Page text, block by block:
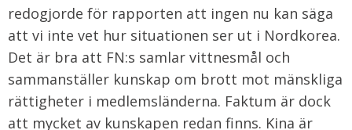
redogjorde för rapporten att ingen nu kan säga
att vi inte vet hur situationen ser ut i Nordkorea.
Det är bra att FN:s samlar vittnesmål och
sammanställer kunskap om brott mot mänskliga
rättigheter i medlemsländerna. Faktum är dock
att mycket av kunskapen redan finns. Kina är